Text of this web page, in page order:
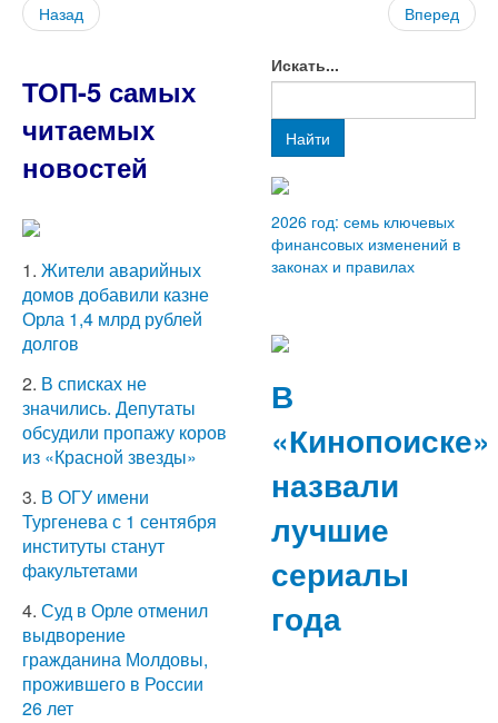
Назад Вперед
ТОП-5 самых
читаемых
новостей
1. Жители аварийных
домов добавили казне
Орла 1,4 млрд рублей
долгов
2. В списках не
значились. Депутаты
обсудили пропажу коров
из «Красной звезды»
3. В ОГУ имени
Тургенева с 1 сентября
институты станут
факультетами
4. Суд в Орле отменил
выдворение
гражданина Молдовы,
прожившего в России
26 лет
Искать...
Найти
2026 год: семь ключевых
финансовых изменений в
законах и правилах
В
«Кинопоиске»
назвали
лучшие
сериалы
года